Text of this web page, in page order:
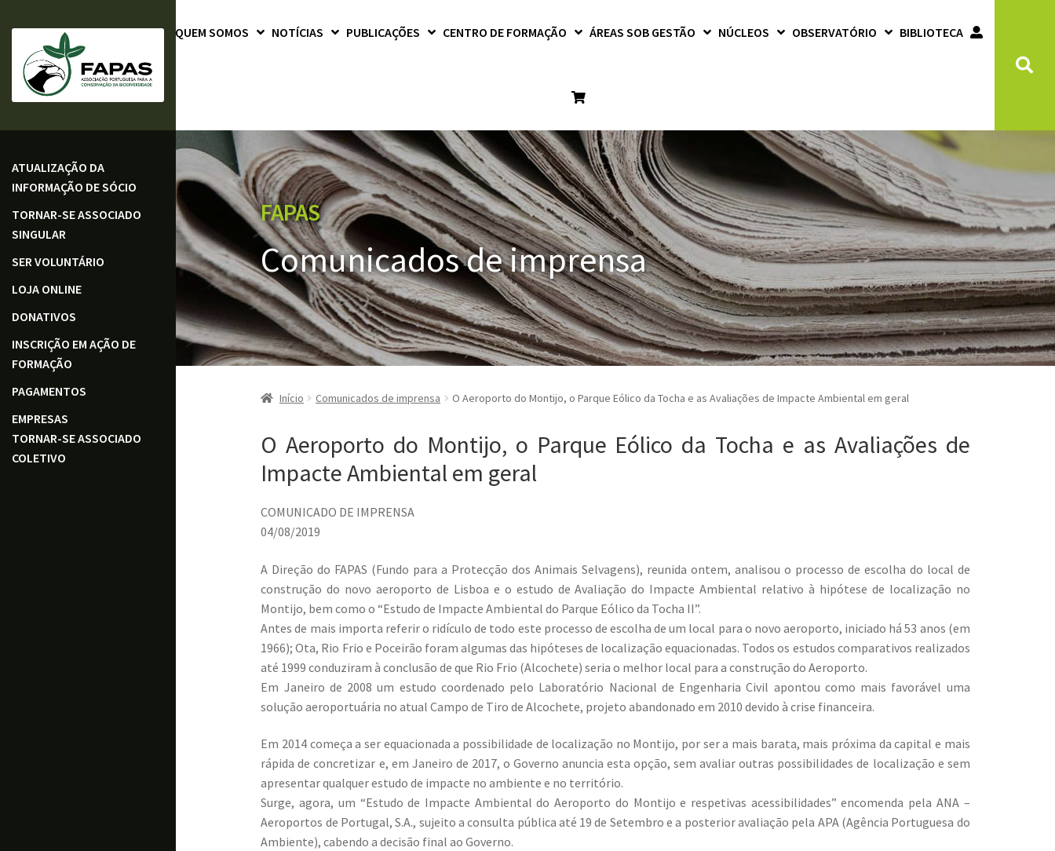
QUEM SOMOS NOTÍCIAS PUBLICAÇÕES CENTRO DE FORMAÇÃO ÁREAS SOB GESTÃO NÚCLEOS OBSERVATÓRIO BIBLIOTECA
ATUALIZAÇÃO DA
INFORMAÇÃO DE SÓCIO
TORNAR-SE ASSOCIADO
SINGULAR
SER VOLUNTÁRIO
LOJA ONLINE
DONATIVOS
INSCRIÇÃO EM AÇÃO DE
FORMAÇÃO
PAGAMENTOS
EMPRESAS
TORNAR-SE ASSOCIADO
COLETIVO
FAPAS
Comunicados de imprensa
Início Comunicados de imprensa O Aeroporto do Montijo, o Parque Eólico da Tocha e as Avaliações de Impacte Ambiental em geral
O Aeroporto do Montijo, o Parque Eólico da Tocha e as Avaliações de
Impacte Ambiental em geral
COMUNICADO DE IMPRENSA
04/08/2019
A Direção do FAPAS (Fundo para a Protecção dos Animais Selvagens), reunida ontem, analisou o processo de escolha do local de
construção do novo aeroporto de Lisboa e o estudo de Avaliação do Impacte Ambiental relativo à hipótese de localização no
Montijo, bem como o “Estudo de Impacte Ambiental do Parque Eólico da Tocha II”.
Antes de mais importa referir o ridículo de todo este processo de escolha de um local para o novo aeroporto, iniciado há 53 anos (em
1966); Ota, Rio Frio e Poceirão foram algumas das hipóteses de localização equacionadas. Todos os estudos comparativos realizados
até 1999 conduziram à conclusão de que Rio Frio (Alcochete) seria o melhor local para a construção do Aeroporto.
Em Janeiro de 2008 um estudo coordenado pelo Laboratório Nacional de Engenharia Civil apontou como mais favorável uma
solução aeroportuária no atual Campo de Tiro de Alcochete, projeto abandonado em 2010 devido à crise financeira.
Em 2014 começa a ser equacionada a possibilidade de localização no Montijo, por ser a mais barata, mais próxima da capital e mais
rápida de concretizar e, em Janeiro de 2017, o Governo anuncia esta opção, sem avaliar outras possibilidades de localização e sem
apresentar qualquer estudo de impacte no ambiente e no território.
Surge, agora, um “Estudo de Impacte Ambiental do Aeroporto do Montijo e respetivas acessibilidades” encomenda pela ANA –
Aeroportos de Portugal, S.A., sujeito a consulta pública até 19 de Setembro e a posterior avaliação pela APA (Agência Portuguesa do
Ambiente), cabendo a decisão final ao Governo.